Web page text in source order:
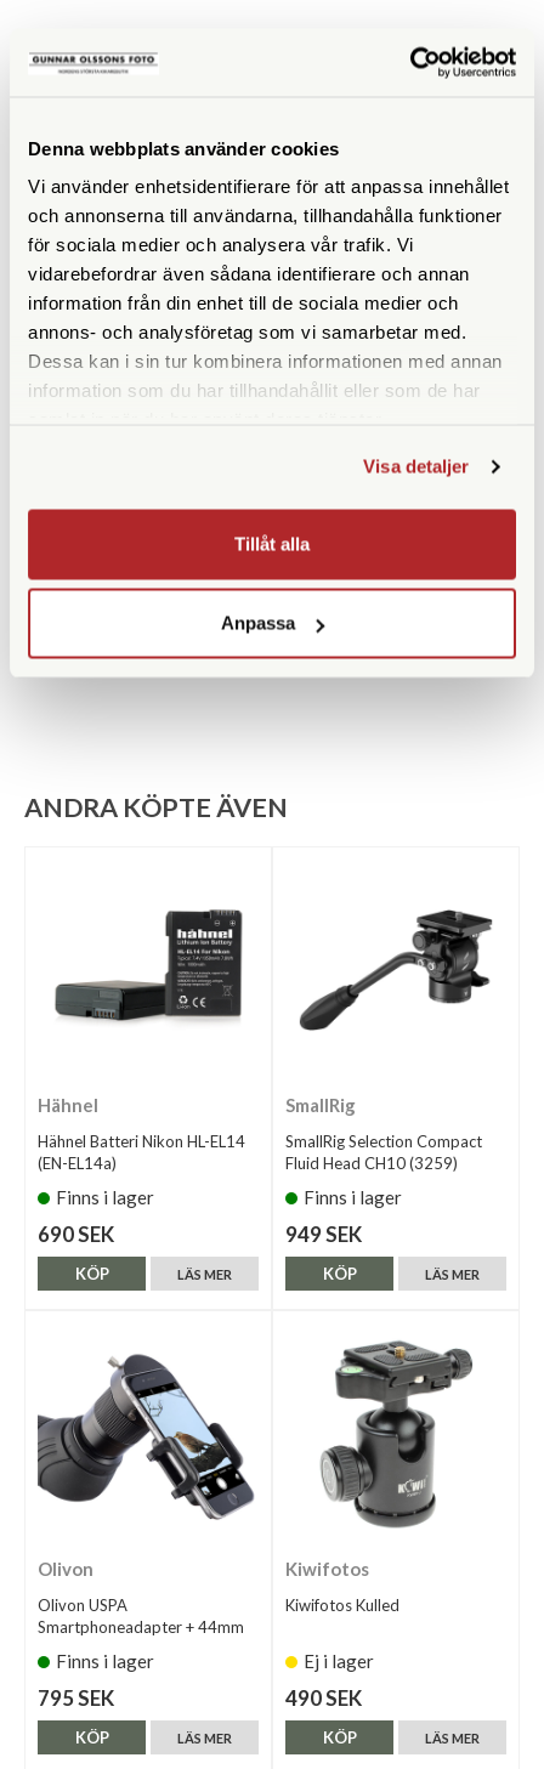
Denna webbplats använder cookies
Vi använder enhetsidentifierare för att anpassa innehållet
och annonserna till användarna, tillhandahålla funktioner
för sociala medier och analysera vår trafik. Vi
vidarebefordrar även sådana identifierare och annan
information från din enhet till de sociala medier och
annons- och analysföretag som vi samarbetar med.
Dessa kan i sin tur kombinera informationen med annan
information som du har tillhandahållit eller som de har
Visa detaljer
Tillåt alla
Anpassa
Maxhöjd med mittpelare
(cm)
Maxhöjd utan mittpelare
(cm)
140
Höjd ihopfällt (cm)
Maxbelastning (kg) 9
2500
Benlåstyp Snäpplås
Medföljande snabbplatta
ANDRA KÖPTE ÄVEN
Hähnel
Hähnel Batteri Nikon HL-EL14
(EN-EL14a)
Finns i lager
690 SEK
LÄS MER
KÖP
SmallRig
SmallRig Selection Compact
Fluid Head CH10 (3259)
Finns i lager
949 SEK
LÄS MER
KÖP
Olivon
Olivon USPA
Smartphoneadapter + 44mm
Finns i lager
795 SEK
LÄS MER
KÖP
Kiwifotos
Kiwifotos Kulled
Ej i lager
490 SEK
LÄS MER
KÖP